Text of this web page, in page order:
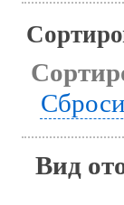
Вид